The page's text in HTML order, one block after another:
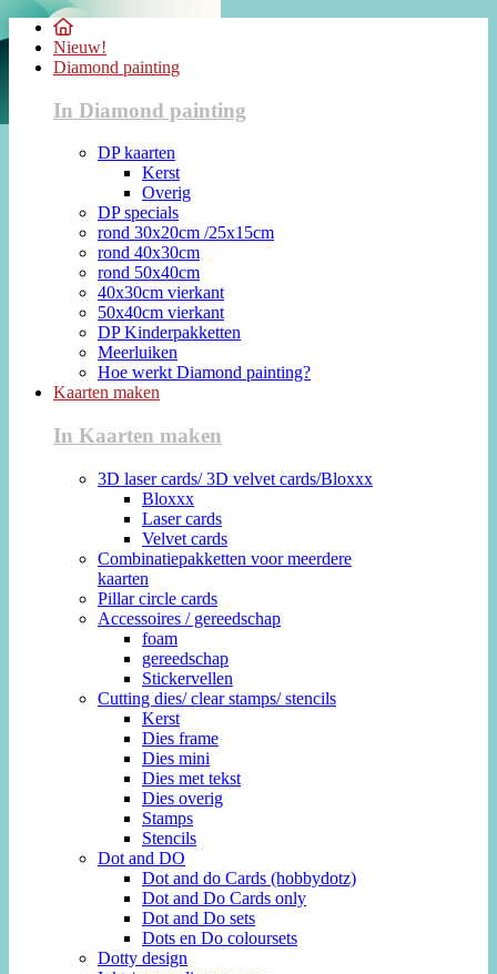
Nieuw!
Diamond painting
In Diamond painting
DP kaarten
Kerst
Overig
DP specials
rond 30x20cm /25x15cm
rond 40x30cm
rond 50x40cm
40x30cm vierkant
50x40cm vierkant
DP Kinderpakketten
Meerluiken
Hoe werkt Diamond painting?
Kaarten maken
In Kaarten maken
3D laser cards/ 3D velvet cards/Bloxxx
Bloxxx
Laser cards
Velvet cards
Combinatiepakketten voor meerdere
kaarten
Pillar circle cards
Accessoires / gereedschap
foam
gereedschap
Stickervellen
Cutting dies/ clear stamps/ stencils
Kerst
Dies frame
Dies mini
Dies met tekst
Dies overig
Stamps
Stencils
Dot and DO
Dot and do Cards (hobbydotz)
Dot and Do Cards only
Dot and Do sets
Dots en Do coloursets
Dotty design